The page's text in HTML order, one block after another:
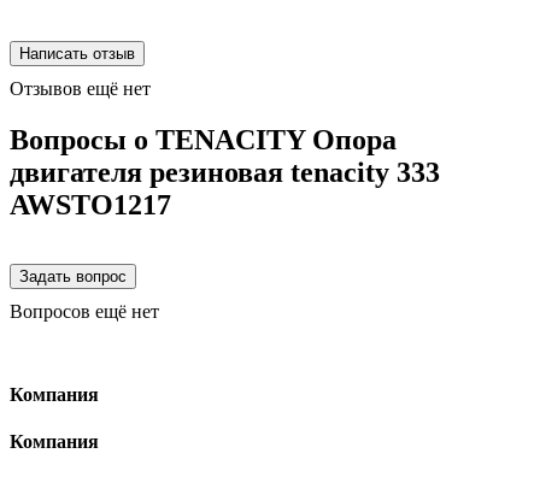
Отзывов ещё нет
Вопросы о TENACITY Опора
двигателя резиновая tenacity 333
AWSTO1217
Вопросов ещё нет
Компания
Компания